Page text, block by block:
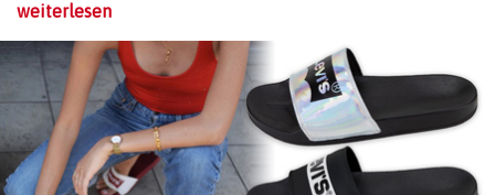
weiterlesen